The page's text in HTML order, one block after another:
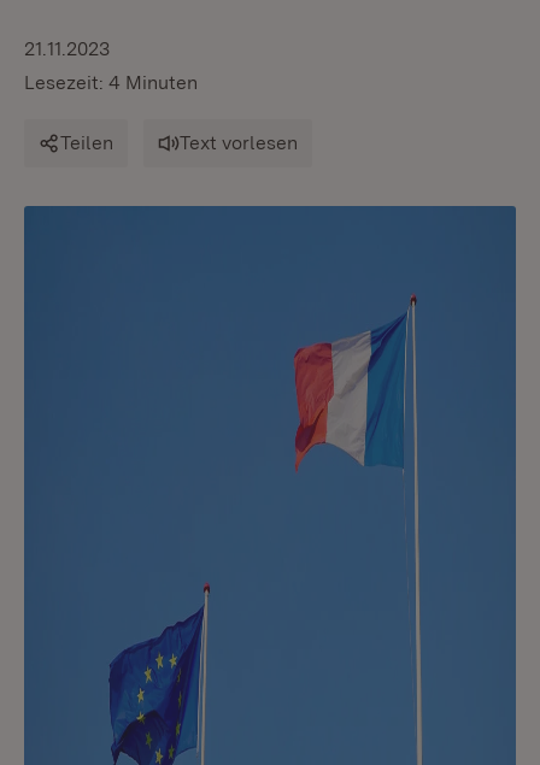
21.11.2023
Lesezeit: 4 Minuten
Teilen Text vorlesen